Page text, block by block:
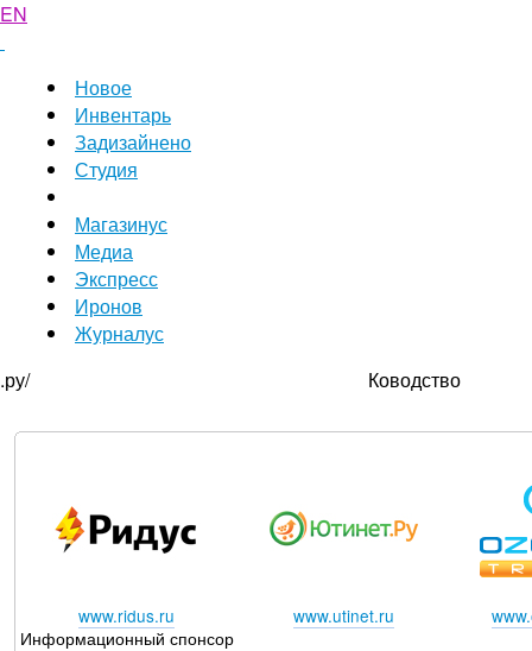
EN
Новое
Инвентарь
Задизайнено
Студия
Магазинус
Медиа
Экспресс
Иронов
Журналус
.ру/
Ководство
www.ridus.ru
Информационный спонсор
www.utinet.ru